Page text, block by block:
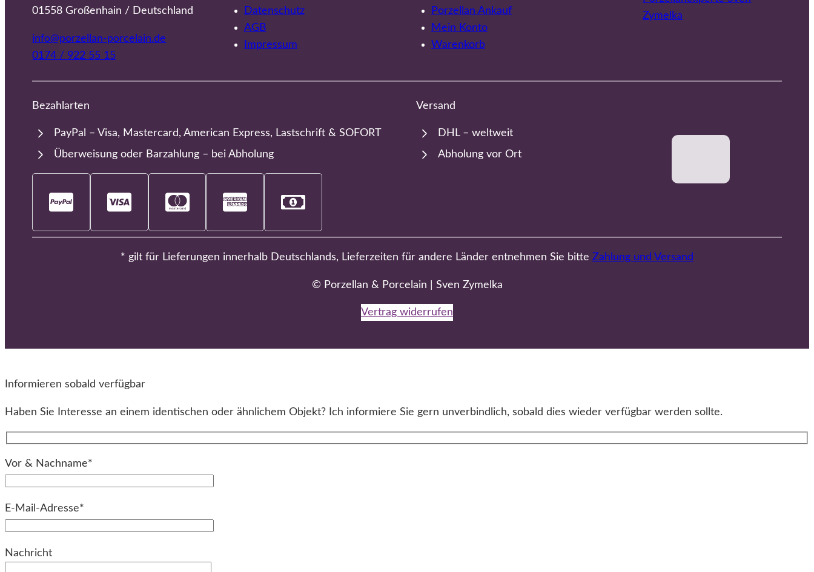
01558 Großenhain / Deutschland
info@porzellan-porcelain.de
0174 / 922 55 15
Datenschutz
AGB
Impressum
Porzellan Ankauf
Mein Konto
Warenkorb
Zymelka
Bezahlarten
PayPal – Visa, Mastercard, American Express, Lastschrift & SOFORT
Überweisung oder Barzahlung – bei Abholung
Versand
DHL – weltweit
Abholung vor Ort
* gilt für Lieferungen innerhalb Deutschlands, Lieferzeiten für andere Länder entnehmen Sie bitte Zahlung und Versand
© Porzellan & Porcelain | Sven Zymelka
Vertrag widerrufen
Informieren sobald verfügbar
Haben Sie Interesse an einem identischen oder ähnlichem Objekt? Ich informiere Sie gern unverbindlich, sobald dies wieder verfügbar werden sollte.
Vor & Nachname*
E-Mail-Adresse*
Nachricht